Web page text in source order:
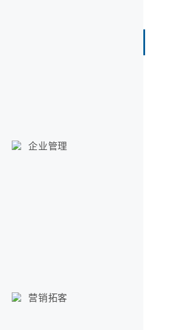
企业管理
营销拓客